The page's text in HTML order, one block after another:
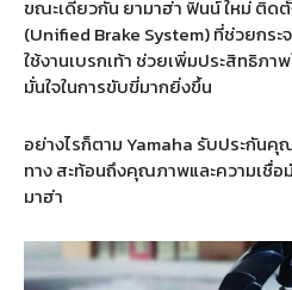
ขณะเดียวกัน ยามาฮ่า ฟินน์ ใหม่ติด
(Unified Brake System)ที่ช่วยกระ
ใช้งานเบรกเท้า ช่วยเพิ่มประสิทธิภา
มั่นใจในการขับขี่มากยิ่งขึ้น
อย่างไรก็ตามYamaha รับประกันคุ
ทาง สะท้อนถึงคุณภาพและความเชื่
มาฮ่า